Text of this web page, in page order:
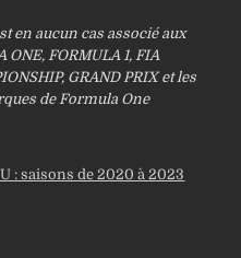
en aucun cas associé aux
ONE, FORMULA 1, FIA
GRAND PRIX et les
de Formula One
: saisons de 2020 à 2023